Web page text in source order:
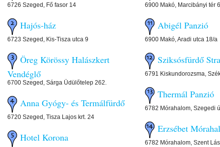
6726 Szeged, Fő fasor 14
Hajós-ház
6723 Szeged, Kis-Tisza utca 9
Öreg Körössy Halászkert
Vendéglő
6700 Szeged, Sárga Üdülőtelep 262.
Anna Gyógy- és Termálfürdő
6720 Szeged, Tisza Lajos krt. 24
Hotel Korona
6900 Makó, Marcibányi tér 6
Abigél Panzió
6900 Makó, Aradi utca 18/a
Sziksósfürdő
6791 Kiskundorozsma,
Thermál Panzió
6782 Mórahalom, Szegedi
Erzsébet
6782 Mórahalom, Szent